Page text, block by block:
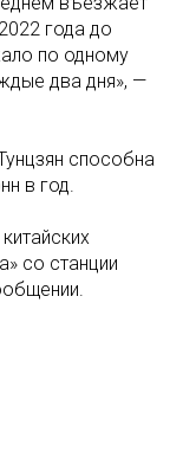
года до
по одному
два дня», —
способна
в год.
со станции